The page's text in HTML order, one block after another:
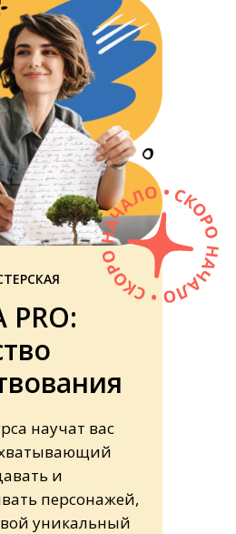
научат вас
и
персонажей,
уникальный